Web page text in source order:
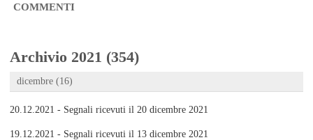
COMMENTI
Archivio 2021 (354)
dicembre (16)
20.12.2021 - Segnali ricevuti il 20 dicembre 2021
19.12.2021 - Segnali ricevuti il 13 dicembre 2021